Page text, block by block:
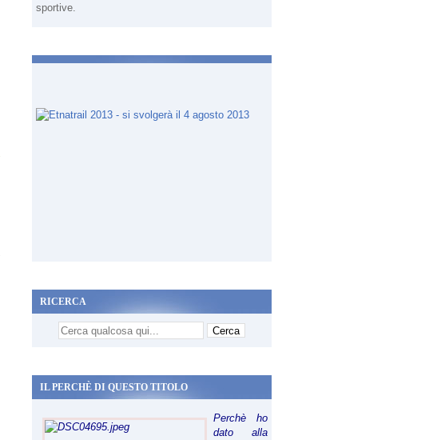
sportive.
RICERCA
IL PERCHÈ DI QUESTO TITOLO
Perchè ho
dato alla